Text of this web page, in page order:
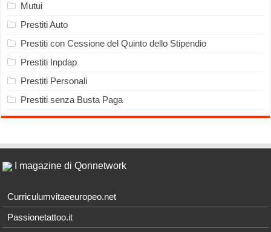
Mutui
Prestiti Auto
Prestiti con Cessione del Quinto dello Stipendio
Prestiti Inpdap
Prestiti Personali
Prestiti senza Busta Paga
I magazine di Qonnetwork
Curriculumvitaeeuropeo.net
Passionetattoo.it